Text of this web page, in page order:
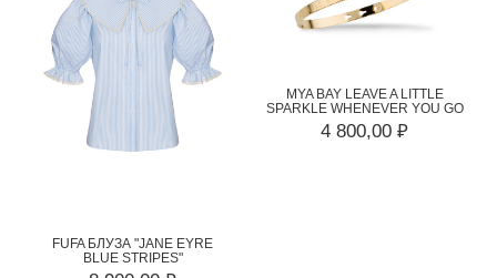
FUFA БЛУЗА "JANE EYRE
BLUE STRIPES"
MYA BAY LEAVE A LITTLE
SPARKLE WHENEVER YOU GO
4 800,00 ₽